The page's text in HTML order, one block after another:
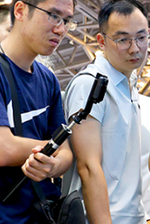
員 CCTV奧林匹克頻
教育 鄉村振興
智造 大國展會 大國
節目官網 直播 節